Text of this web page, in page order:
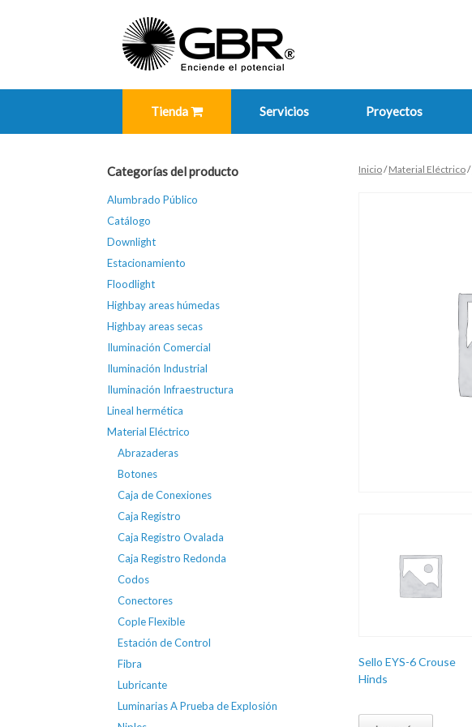
Tienda Servicios Proyectos
Inicio/Material Eléctrico/
Sello EYS-6 Crouse
Hinds
Categorías del producto
Alumbrado Público
Catálogo
Downlight
Estacionamiento
Floodlight
Highbay areas húmedas
Highbay areas secas
Iluminación Comercial
Iluminación Industrial
Iluminación Infraestructura
Lineal hermética
Material Eléctrico
Abrazaderas
Botones
Caja de Conexiones
Caja Registro
Caja Registro Ovalada
Caja Registro Redonda
Codos
Conectores
Cople Flexible
Estación de Control
Fibra
Lubricante
Luminarias A Prueba de Explosión